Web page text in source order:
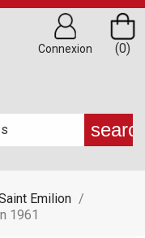
(0)
Connexion
Emilion
1961